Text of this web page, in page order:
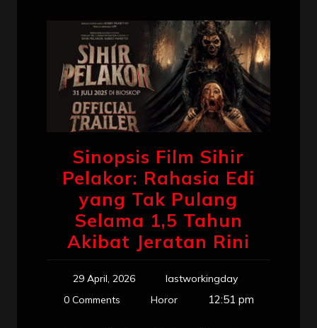
Sinopsis Film Sihir
Pelakor: Rahasia Edi
yang Tak Pulang
Selama 1,5 Tahun
Akibat Jeratan Rini
29 April, 2026
lastworkingday
0 Comments
Horor 12:51 pm